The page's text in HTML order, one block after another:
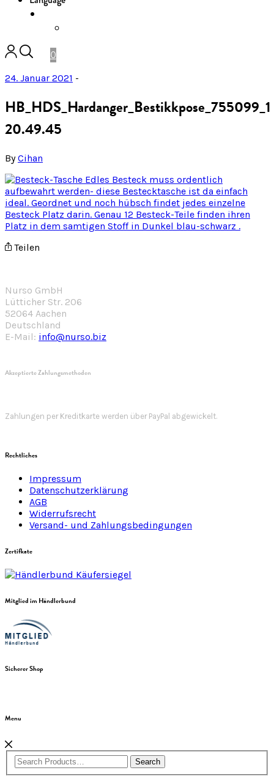
0
24. Januar 2021 -
HB_HDS_Hardanger_Bestikkpose_755099_1
20.49.45
ByCihan
Teilen
Nurso GmbH
Lütticher Str. 206
52064 Aachen
Deutschland
E-Mail: info@nurso.biz
Akzeptierte Zahlungsmethoden
Zahlungen per Kreditkarte werden über PayPal abgewickelt.
Rechtliches
Impressum
Datenschutzerklärung
AGB
Widerrufsrecht
Versand- und Zahlungsbedingungen
Zertifkate
Mitglied im Händlerbund
Sicherer Shop
Menu
Search